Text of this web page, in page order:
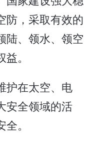
防，采取有效的
陆、领水、领空
。
护在太空、电
安全领域的活
。